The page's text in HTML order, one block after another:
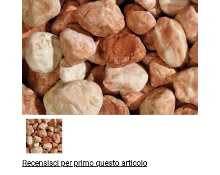
Recensisci per primo questo articolo